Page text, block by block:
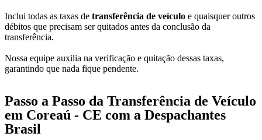
Inclui todas as taxas de transferência de veículo e quaisquer outros
débitos que precisam ser quitados antes da conclusão da
transferência.
Nossa equipe auxilia na verificação e quitação dessas taxas,
garantindo que nada fique pendente.
Passo a Passo da Transferência de Veículo
em Coreaú - CE com a Despachantes
Brasil